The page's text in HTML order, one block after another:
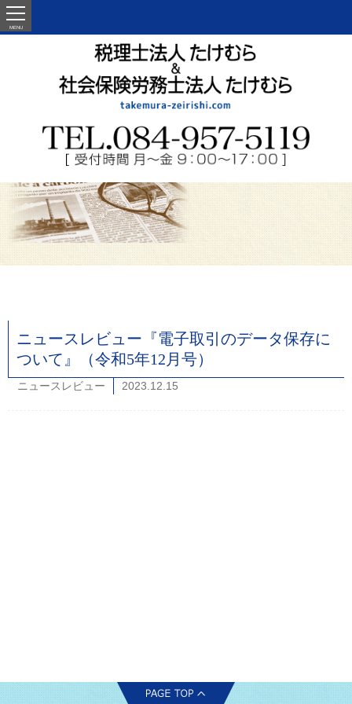
MENU
ニュースレビュー『電子取引のデータ保存に
ついて』（令和5年12月号）
ニュースレビュー 2023.12.15